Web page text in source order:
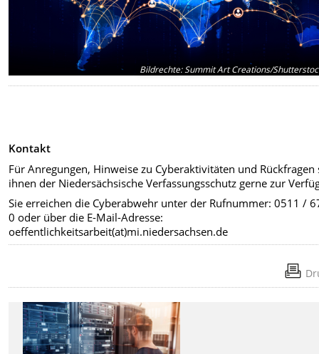
Bildrechte:Summit Art Creations/
Kontakt
Für Anregungen, Hinweise zu Cyberaktivitäten und Rückfragen
ihnen der Niedersächsische Verfassungsschutz gerne zur
Sie erreichen die Cyberabwehr unter der Rufnummer: 0511 /
0 oder über die E-Mail-Adresse:
oeffentlichkeitsarbeit(at)mi.niedersachsen.de